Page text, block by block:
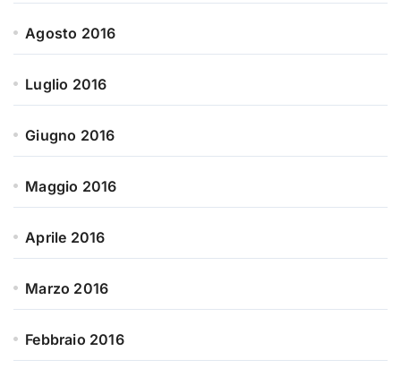
Agosto 2016
Luglio 2016
Giugno 2016
Maggio 2016
Aprile 2016
Marzo 2016
Febbraio 2016